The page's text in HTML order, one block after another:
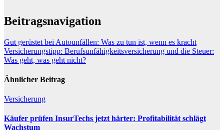
Beitragsnavigation
Gut gerüstet bei Autounfällen: Was zu tun ist, wenn es kracht
Versicherungstipp: Berufsunfähigkeitsversicherung und die Steuer:
Was geht, was geht nicht?
Ähnlicher Beitrag
Versicherung
Käufer prüfen InsurTechs jetzt härter: Profitabilität schlägt
Wachstum